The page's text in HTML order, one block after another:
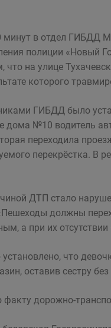
минут в отдел ГИБДД
полиции «Новый
что на улице
которого
ГИБДД было
дома №10 водитель
переходила
перекрёстка. В
ДТП стало
должны
а при их отсутствии
что
оставив сестру
дорожно-